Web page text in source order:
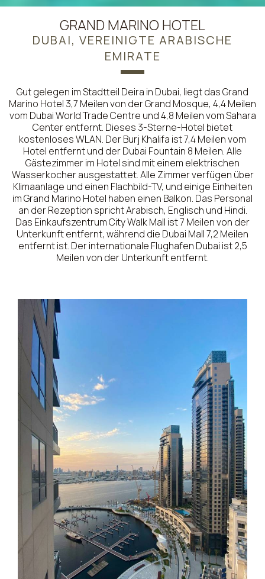
GRAND MARINO HOTEL
DUBAI, VEREINIGTE ARABISCHE
EMIRATE
Gut gelegen im Stadtteil Deira in Dubai, liegt das Grand
Marino Hotel 3,7 Meilen von der Grand Mosque, 4,4 Meilen
vom Dubai World Trade Centre und 4,8 Meilen vom Sahara
Center entfernt. Dieses 3-Sterne-Hotel bietet
kostenloses WLAN. Der Burj Khalifa ist 7,4 Meilen vom
Hotel entfernt und der Dubai Fountain 8 Meilen. Alle
Gästezimmer im Hotel sind mit einem elektrischen
Wasserkocher ausgestattet. Alle Zimmer verfügen über
Klimaanlage und einen Flachbild-TV, und einige Einheiten
im Grand Marino Hotel haben einen Balkon. Das Personal
an der Rezeption spricht Arabisch, Englisch und Hindi.
Das Einkaufszentrum City Walk Mall ist 7 Meilen von der
Unterkunft entfernt, während die Dubai Mall 7,2 Meilen
entfernt ist. Der internationale Flughafen Dubai ist 2,5
Meilen von der Unterkunft entfernt.